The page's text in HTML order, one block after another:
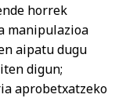
horrek
manipulazioa
aipatu dugu
digun;
aprobetxatzeko